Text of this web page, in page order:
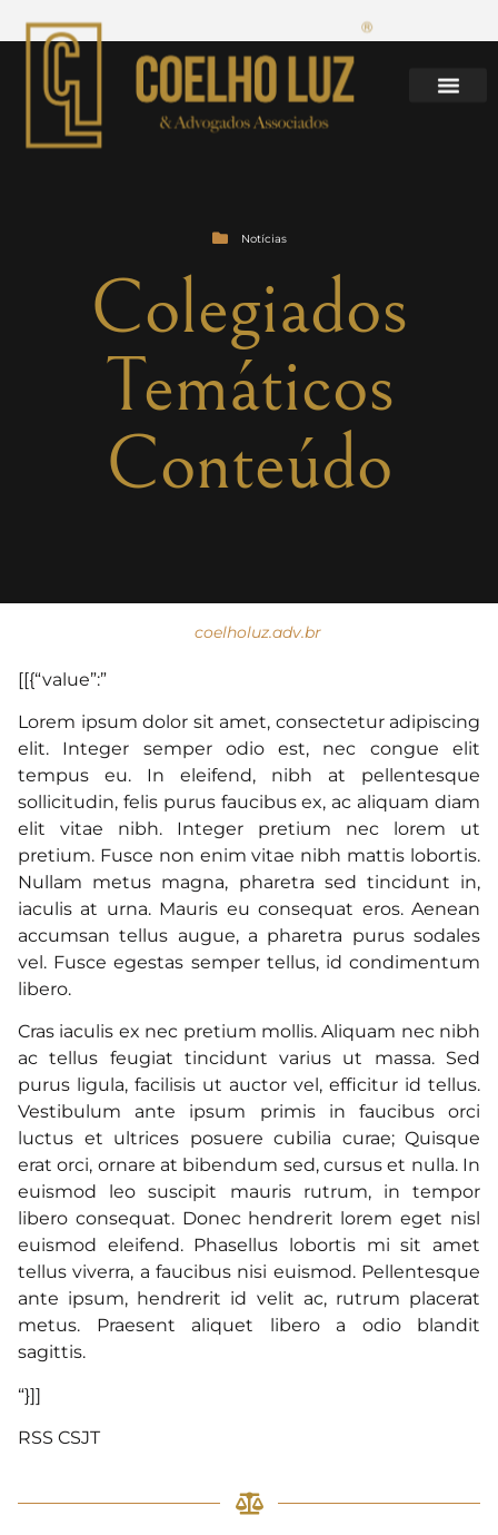
Notícias
Colegiados
Temáticos
Conteúdo
coelholuz.adv.br
[[{“value”:”
Lorem ipsum dolor sit amet, consectetur adipiscing
elit. Integer semper odio est, nec congue elit
tempus eu. In eleifend, nibh at pellentesque
sollicitudin, felis purus faucibus ex, ac aliquam diam
elit vitae nibh. Integer pretium nec lorem ut
pretium. Fusce non enim vitae nibh mattis lobortis.
Nullam metus magna, pharetra sed tincidunt in,
iaculis at urna. Mauris eu consequat eros. Aenean
accumsan tellus augue, a pharetra purus sodales
vel. Fusce egestas semper tellus, id condimentum
libero.
Cras iaculis ex nec pretium mollis. Aliquam nec nibh
ac tellus feugiat tincidunt varius ut massa. Sed
purus ligula, facilisis ut auctor vel, efficitur id tellus.
Vestibulum ante ipsum primis in faucibus orci
luctus et ultrices posuere cubilia curae; Quisque
erat orci, ornare at bibendum sed, cursus et nulla. In
euismod leo suscipit mauris rutrum, in tempor
libero consequat. Donec hendrerit lorem eget nisl
euismod eleifend. Phasellus lobortis mi sit amet
tellus viverra, a faucibus nisi euismod. Pellentesque
ante ipsum, hendrerit id velit ac, rutrum placerat
metus. Praesent aliquet libero a odio blandit
sagittis.
“}]]
RSS CSJT